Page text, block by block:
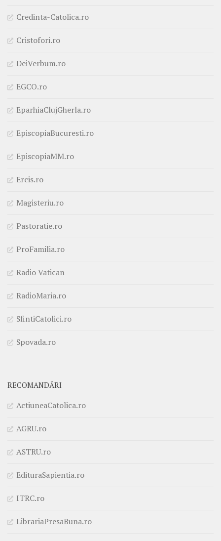
Credinta-Catolica.ro
Cristofori.ro
DeiVerbum.ro
EGCO.ro
EparhiaClujGherla.ro
EpiscopiaBucuresti.ro
EpiscopiaMM.ro
Ercis.ro
Magisteriu.ro
Pastoratie.ro
ProFamilia.ro
Radio Vatican
RadioMaria.ro
SfintiCatolici.ro
Spovada.ro
RECOMANDĂRI
ActiuneaCatolica.ro
AGRU.ro
ASTRU.ro
EdituraSapientia.ro
ITRC.ro
LibrariaPresaBuna.ro